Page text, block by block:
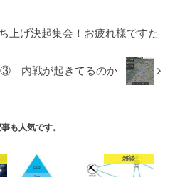
上げ決起集会！お疲れ様ですた
③ 内戦が起きてるのか
も人気です。
雑談